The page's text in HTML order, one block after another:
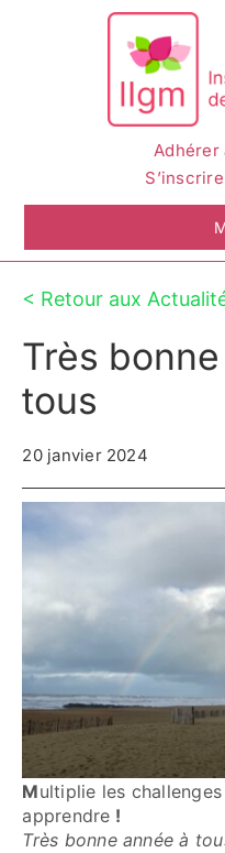
Adhérer
La
< Retour aux
Très
tous
20 janvier 2024
Multiplie les
apprendre !
Très bonne année à